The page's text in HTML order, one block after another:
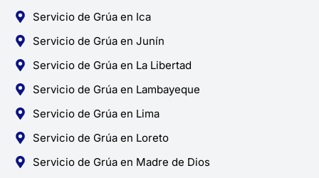
Servicio de Grúa en Ica
Servicio de Grúa en Junín
Servicio de Grúa en La Libertad
Servicio de Grúa en Lambayeque
Servicio de Grúa en Lima
Servicio de Grúa en Loreto
Servicio de Grúa en Madre de Dios